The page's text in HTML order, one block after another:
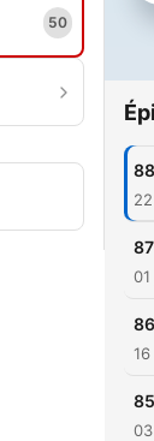
50
88
87
86
85